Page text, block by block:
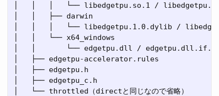
│   │   │   └── libedgetpu.so.1 /
│   │   ├── darwin
│   │   │   └── libedgetpu.1.0.dylib /
│   │   └── x64_windows
│   │       └── edgetpu.dll /
│   ├── edgetpu-accelerator.rules
│   ├── edgetpu.h
│   ├── edgetpu_c.h
│   └── throttled（directと同じなので省略）